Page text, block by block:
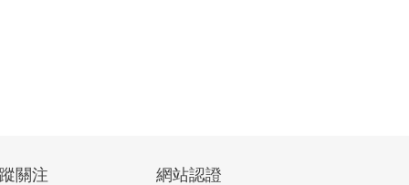
關注 網站認證